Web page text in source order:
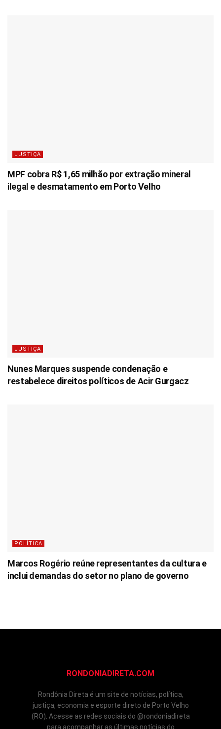
JUSTIÇA
MPF cobra R$ 1,65 milhão por extração mineral
ilegal e desmatamento em Porto Velho
JUSTIÇA
Nunes Marques suspende condenação e
restabelece direitos políticos de Acir Gurgacz
POLÍTICA
Marcos Rogério reúne representantes da cultura e
inclui demandas do setor no plano de governo
RONDONIADIRETA.COM
Rondônia Direta é um site de notícias, política,
justiça, economia e esporte direto de Porto Velho
(RO). Acesse as redes sociais do @rondoniadireta
para acompanhar as últimas notícias do